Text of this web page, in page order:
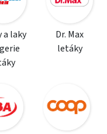
a laky
Dr. Max
letáky